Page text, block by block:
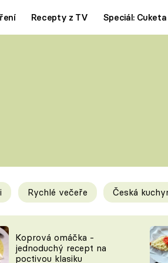
Recepty z TV Speciál: Cuketa
triky
JÍDLEM
Rychlé večeře Česká
Koprová omáčka -
jednoduchý recept na
poctivou klasiku